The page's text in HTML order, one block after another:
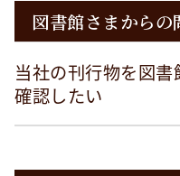
図書館さまから
当社の刊行物を図
確認したい